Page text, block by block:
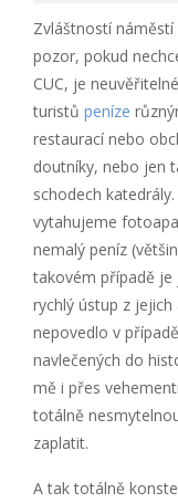
Zvláštností
pozor, pokud
CUC, je
turistů peníze
restaurací nebo
doutníky, nebo jen
schodech
vytahujeme
nemalý peníz
takovém případě
rychlý ústup z
nepovedlo v
navlečených do
mě i přes
totálně
zaplatit.
A tak totálně